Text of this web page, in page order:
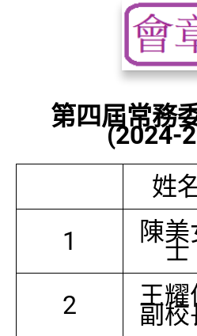
第四屆常務
(2024-
姓
1
陳美
士
2 王耀
副校